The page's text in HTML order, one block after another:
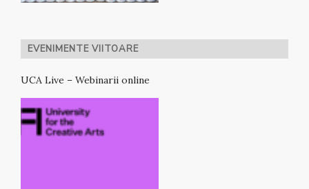
EVENIMENTE VIITOARE
UCA Live – Webinarii online